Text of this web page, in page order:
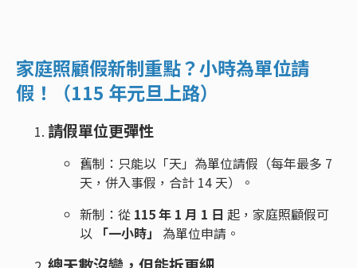
家庭照顧假新制重點？小時為單位請
假！（115 年元旦上路）
請假單位更彈性
舊制：只能以「天」為單位請假（每年最多 7
天，併入事假，合計 14 天）。
新制：從 115 年 1 月 1 日 起，家庭照顧假可
以
「一小時」 為單位申請。